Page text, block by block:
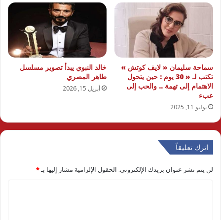
سماحة سليمان « لايف كوتش »
تكتب لـ « 30 يوم : حين يتحول
الاهتمام إلى تهمة .. والحب إلى
عبء
يوليو 11, 2025
خالد النبوي يبدأ تصوير مسلسل
طاهر المصري
أبريل 15, 2026
اترك تعليقاً
لن يتم نشر عنوان بريدك الإلكتروني. الحقول الإلزامية مشار إليها بـ*